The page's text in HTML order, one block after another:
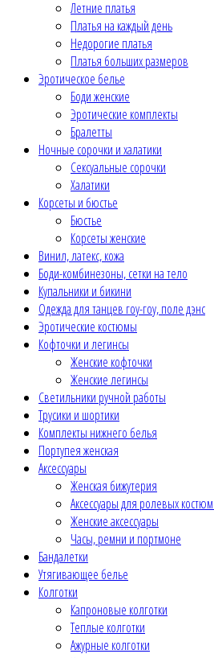
Летние платья
Платья на каждый день
Недорогие платья
Платья больших размеров
Эротическое белье
Боди женские
Эротические комплекты
Бралетты
Ночные сорочки и халатики
Сексуальные сорочки
Халатики
Корсеты и бюстье
Бюстье
Корсеты женские
Винил, латекс, кожа
Боди-комбинезоны, сетки на тело
Купальники и бикини
Одежда для танцев гоу-гоу, поле дэнс
Эротические костюмы
Кофточки и легинсы
Женские кофточки
Женские легинсы
Светильники ручной работы
Трусики и шортики
Комплекты нижнего белья
Портупея женская
Аксессуары
Женская бижутерия
Аксессуары для ролевых
Женские аксессуары
Часы, ремни и портмоне
Бандалетки
Утягивающее белье
Колготки
Капроновые колготки
Теплые колготки
Ажурные колготки